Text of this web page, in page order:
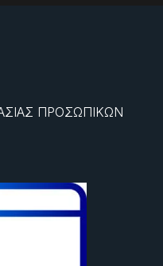
ΠΡΟΣΩΠΙΚΩΝ